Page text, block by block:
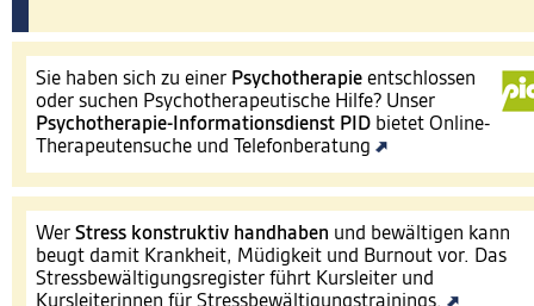
Sie haben sich zu einer Psychotherapie entschlossen
oder suchen Psychotherapeutische Hilfe? Unser
Psychotherapie-Informationsdienst PID bietet Online-
Therapeutensuche und Telefonberatung
Wer Stress konstruktiv handhaben und bewältigen kann
beugt damit Krankheit, Müdigkeit und Burnout vor. Das
Stressbewältigungsregister führt Kursleiter und
Kursleiterinnen für Stressbewältigungstrainings.